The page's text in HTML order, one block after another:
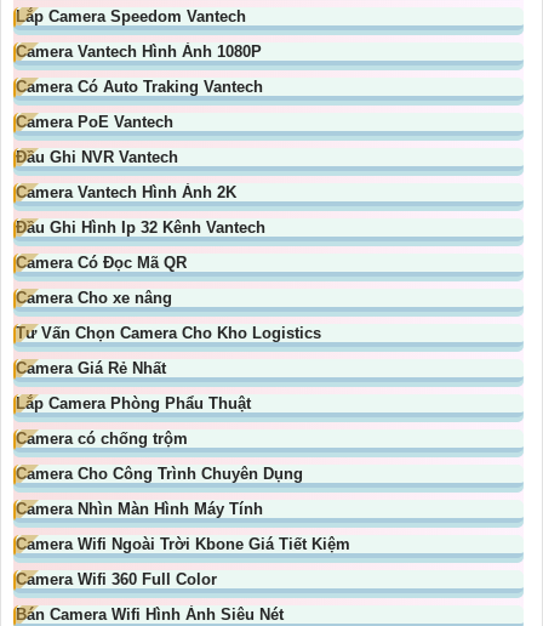
Lắp Camera Speedom Vantech
Camera Vantech Hình Ảnh 1080P
Camera Có Auto Traking Vantech
Camera PoE Vantech
Đầu Ghi NVR Vantech
Camera Vantech Hình Ảnh 2K
Đầu Ghi Hình Ip 32 Kênh Vantech
Camera Có Đọc Mã QR
Camera Cho xe nâng
Tư Vấn Chọn Camera Cho Kho Logistics
Camera Giá Rẻ Nhất
Lắp Camera Phòng Phẩu Thuật
Camera có chống trộm
Camera Cho Công Trình Chuyên Dụng
Camera Nhìn Màn Hình Máy Tính
Camera Wifi Ngoài Trời Kbone Giá Tiết Kiệm
Camera Wifi 360 Full Color
Bán Camera Wifi Hình Ảnh Siêu Nét